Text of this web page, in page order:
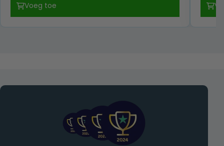
was:
€ 189,00.€ 95,00.
Voeg toe